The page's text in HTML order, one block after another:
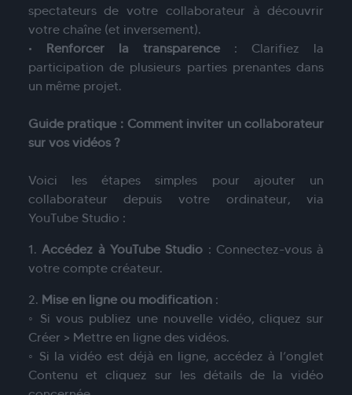
spectateurs de votre collaborateur à découvrir
votre chaîne (et inversement).
• Renforcer la transparence : Clarifiez la
participation de plusieurs parties prenantes dans
un même projet.
Guide pratique : Comment inviter un collaborateur
sur vos vidéos ?
Voici les étapes simples pour ajouter un
collaborateur depuis votre ordinateur, via
YouTube Studio :
1.Accédez à YouTube Studio : Connectez-vous à
votre compte créateur.
2. Mise en ligne ou modification:
◦ Si vous publiez une nouvelle vidéo, cliquez sur
Créer > Mettre en ligne des vidéos.
◦ Si la vidéo est déjà en ligne, accédez à l’onglet
Contenu et cliquez sur les détails de la vidéo